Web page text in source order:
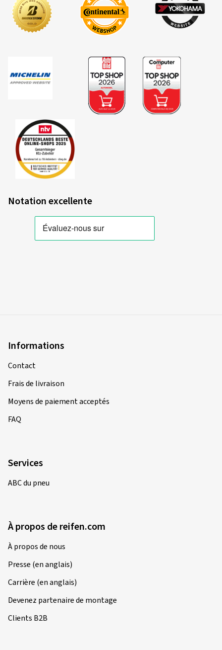
Notation excellente
Informations
Contact
Frais de livraison
Moyens de paiement acceptés
FAQ
Services
ABC du pneu
À propos de reifen.com
À propos de nous
Presse (en anglais)
Carrière (en anglais)
Devenez partenaire de montage
Clients B2B